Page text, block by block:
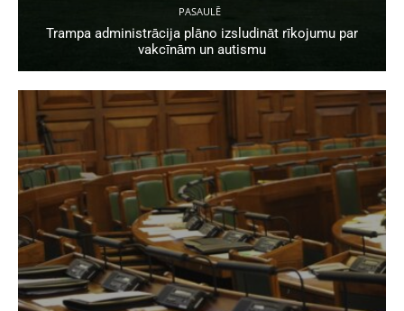
PASAULĒ
Trampa administrācija plāno izsludināt rīkojumu par
vakcīnām un autismu